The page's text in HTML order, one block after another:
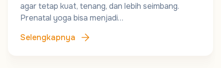
agar tetap kuat, tenang, dan lebih seimbang.
Prenatal yoga bisa menjadi…
Selengkapnya